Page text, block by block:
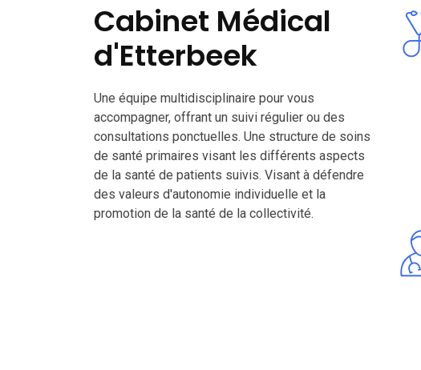
Cabinet Médical
d'Etterbeek
Une équipe multidisciplinaire pour vous
accompagner, offrant un suivi régulier ou des
consultations ponctuelles. Une structure de soins
de santé primaires visant les différents aspects
de la santé de patients suivis. Visant à défendre
des valeurs d'autonomie individuelle et la
promotion de la santé de la collectivité.